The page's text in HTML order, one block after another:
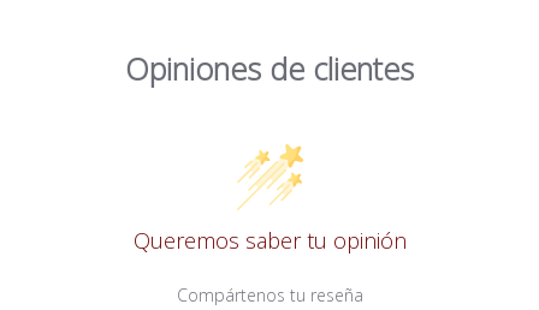
Opiniones de clientes
Queremos saber tu opinión
Compártenos tu reseña